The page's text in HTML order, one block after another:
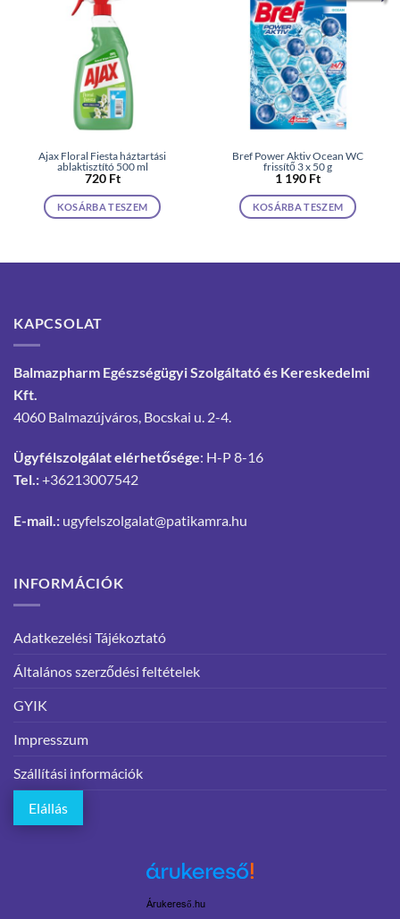
Ajax Floral Fiesta háztartási
ablaktisztító 500 ml
720 Ft
KOSÁRBA TESZEM
Bref Power Aktiv Ocean WC
frissítő 3 x 50 g
1 190 Ft
KOSÁRBA TESZEM
KAPCSOLAT
Balmazpharm Egészségügyi Szolgáltató és Kereskedelmi
Kft.
4060 Balmazújváros, Bocskai u. 2-4.
Ügyfélszolgálat elérhetősége: H-P 8-16
Tel.:+36213007542
E-mail.: ugyfelszolgalat@patikamra.hu
INFORMÁCIÓK
Adatkezelési Tájékoztató
Általános szerződési feltételek
GYIK
Impresszum
Szállítási információk
Elállás
Árukereső.hu